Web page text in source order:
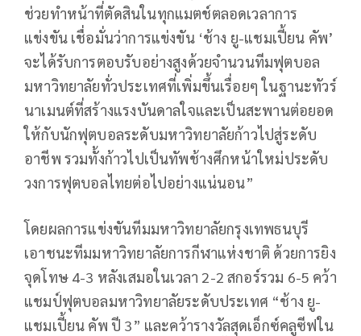
ช่วยทำหน้าที่ตัดสินในทุกแมตช์ตลอดเวลาการ
แข่งขัน เชื่อมั่นว่าการแข่งขัน ‘ช้าง ยู-แชมเปี้ยน คัพ’
จะได้รับการตอบรับอย่างสูงด้วยจำนวนทีมฟุตบอล
มหาวิทยาลัยทั่วประเทศที่เพิ่มขึ้นเรื่อยๆ ในฐานะทัวร์
นาเมนต์ที่สร้างแรงบันดาลใจและเป็นสะพานต่อยอด
ให้กับนักฟุตบอลระดับมหาวิทยาลัยก้าวไปสู่ระดับ
อาชีพ รวมทั้งก้าวไปเป็นทัพช้างศึกหน้าใหม่ประดับ
วงการฟุตบอลไทยต่อไปอย่างแน่นอน”
โดยผลการแข่งขันทีมมหาวิทยาลัยกรุงเทพธนบุรี
เอาชนะทีมมหาวิทยาลัยการกีฬาแห่งชาติ ด้วยการยิง
จุดโทษ 4-3 หลังเสมอในเวลา 2-2สกอร์รวม 6-5 คว้า
แชมป์ฟุตบอลมหาวิทยาลัยระดับประเทศ “ช้าง ยู-
แชมเปี้ยน คัพ ปี 3” และคว้ารางวัลสุดเอ็กซ์คลูซีฟใน